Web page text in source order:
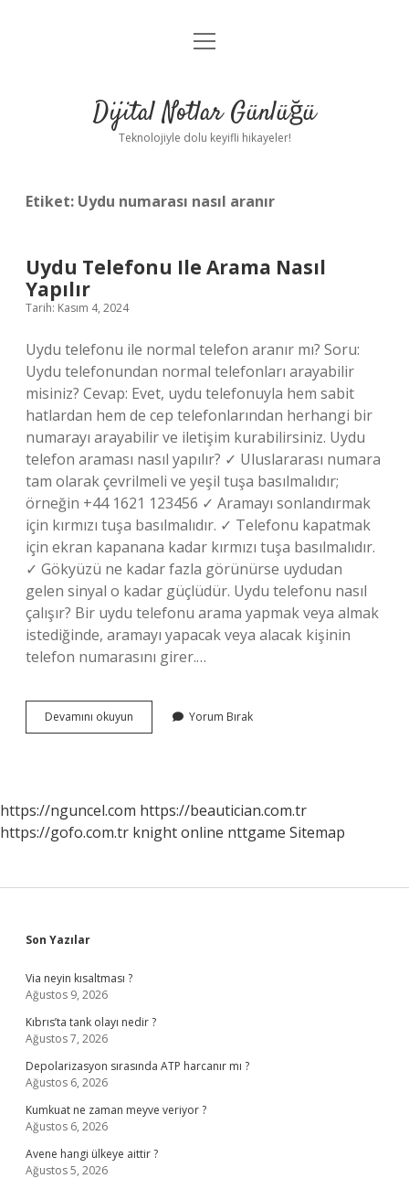
Anasayfa
Yasal Uyarı
menüyü
Dijital Notlar Günlüğü
Teknolojiyle dolu keyifli hikayeler!
Etiket: Uydu numarası nasıl aranır
Uydu Telefonu Ile Arama Nasıl
Yapılır
Tarih: Kasım 4, 2024
Uydu telefonu ile normal telefon aranır mı? Soru:
Uydu telefonundan normal telefonları arayabilir
misiniz? Cevap: Evet, uydu telefonuyla hem sabit
hatlardan hem de cep telefonlarından herhangi bir
numarayı arayabilir ve iletişim kurabilirsiniz. Uydu
telefon araması nasıl yapılır? ✓ Uluslararası numara
tam olarak çevrilmeli ve yeşil tuşa basılmalıdır;
örneğin +44 1621 123456 ✓ Aramayı sonlandırmak
için kırmızı tuşa basılmalıdır. ✓ Telefonu kapatmak
için ekran kapanana kadar kırmızı tuşa basılmalıdır.
✓ Gökyüzü ne kadar fazla görünürse uydudan
gelen sinyal o kadar güçlüdür. Uydu telefonu nasıl
çalışır? Bir uydu telefonu arama yapmak veya almak
istediğinde, aramayı yapacak veya alacak kişinin
telefon numarasını girer.…
Devamını okuyun
Telefonu
Yorum Bırak
https://nguncel.com https://beautician.com.tr
https://gofo.com.tr knight online nttgame Sitemap
Sidebar
Son Yazılar
Via neyin kısaltması ?
Ağustos 9, 2026
Kıbrıs’ta tank olayı nedir ?
Ağustos 7, 2026
Depolarizasyon sırasında ATP harcanır mı ?
Ağustos 6, 2026
Kumkuat ne zaman meyve veriyor ?
Ağustos 6, 2026
Avene hangi ülkeye aittir ?
Ağustos 5, 2026